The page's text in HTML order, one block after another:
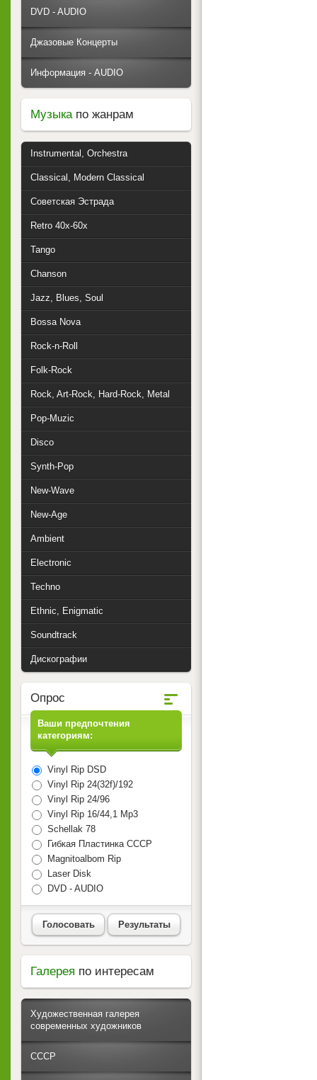
DVD - AUDIO
Джазовые Концерты
Информация - AUDIO
Музыкапо жанрам
Instrumental, Orchestra
Classical, Modern Classical
Советская Эстрада
Retro 40x-60x
Tango
Chanson
Jazz, Blues, Soul
Bossa Nova
Rock-n-Roll
Folk-Rock
Rock, Art-Rock, Hard-Rock, Metal
Pop-Muzic
Disco
Synth-Pop
New-Wave
New-Age
Ambient
Electronic
Techno
Ethnic, Enigmatic
Soundtrack
Дискографии
Опрос
Ваши предпочтения
категориям:
Vinyl Rip DSD
Vinyl Rip 24(32f)/192
Vinyl Rip 24/96
Vinyl Rip 16/44,1 Mp3
Schellak 78
Гибкая Пластинка СССР
Magnitoalbom Rip
Laser Disk
DVD - AUDIO
Голосовать Результаты
Галерея по интересам
Художественная галерея
современных художников
СССР